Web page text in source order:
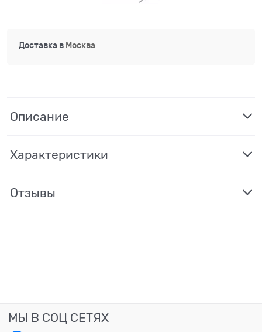
Доставка в Москва
Описание
Характеристики
Отзывы
МЫ В СОЦ СЕТЯХ